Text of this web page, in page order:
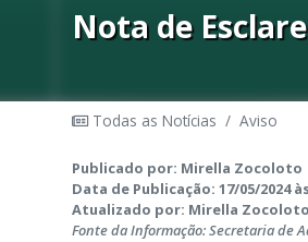
Nota de
Todas as Notícias / Aviso
Publicado por: Mirella Zocoloto
Data de Publicação: 17/05/2024
Atualizado por: Mirella Zocoloto
Fonte da Informação: Secretaria de